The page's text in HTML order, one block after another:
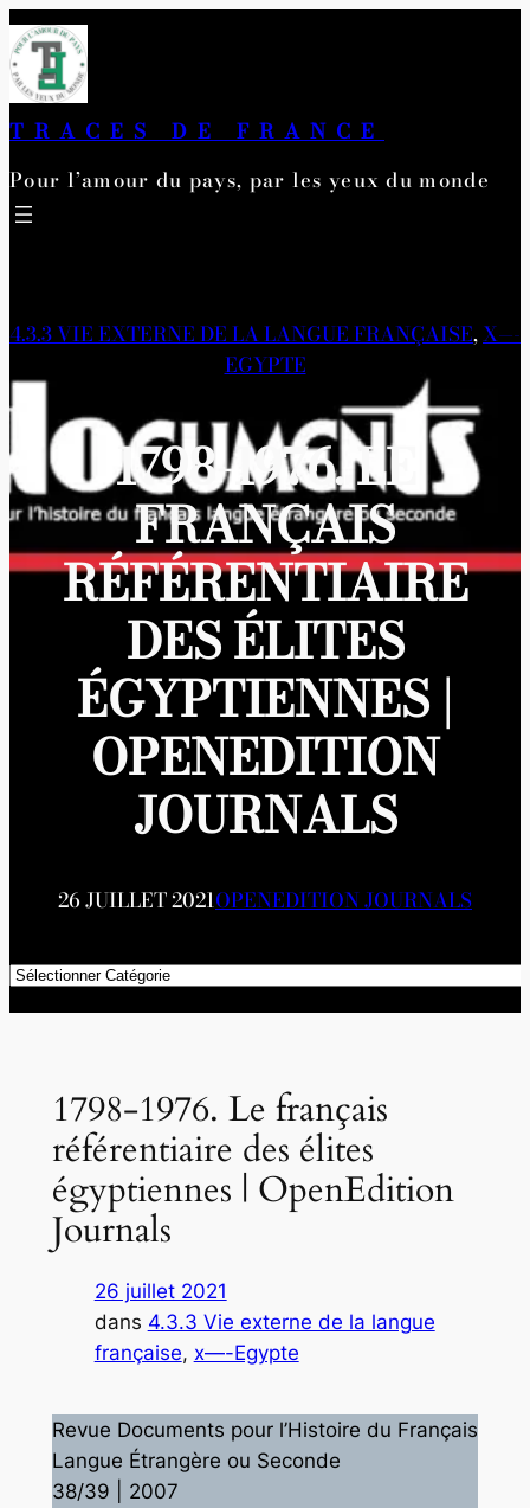
Aller
au
contenu
TRACES DE FRANCE
Pour l’amour du pays, par les yeux du monde
4.3.3 VIE EXTERNE DE LA LANGUE FRANÇAISE, X—-
EGYPTE
1798-1976. LE
FRANÇAIS
RÉFÉRENTIAIRE
DES ÉLITES
ÉGYPTIENNES |
OPENEDITION
JOURNALS
26 JUILLET 2021OPENEDITION JOURNALS
Catégories
1798-1976. Le français
référentiaire des élites
égyptiennes | OpenEdition
Journals
26 juillet 2021
dans 4.3.3 Vie externe de la langue
française, x—-Egypte
Revue Documents pour l’Histoire du Français
Langue Étrangère ou Seconde
38/39 | 2007